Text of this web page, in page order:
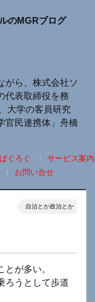
のMGRブログ
がら、株式会社ソ
代表取締役を務
大学の客員研究
官民連携体」舟橋
ぱぐろぐ
サービス案内
お問い合せ
自治とか政治とか
が多い。
ろうとして歩道